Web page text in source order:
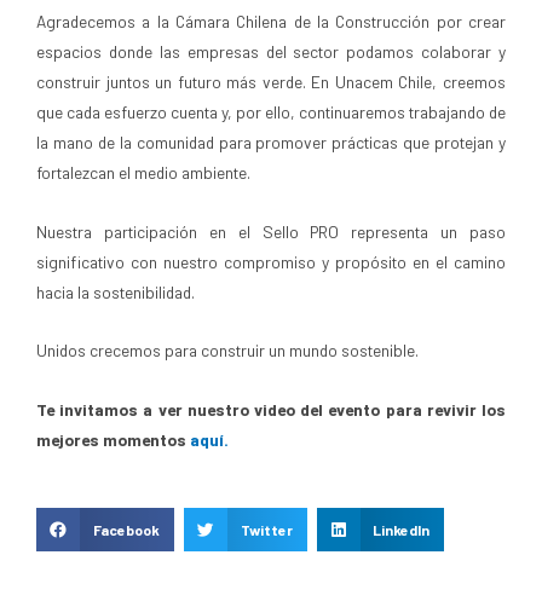
Agradecemos a la Cámara Chilena de la Construcción por crear
espacios donde las empresas del sector podamos colaborar y
construir juntos un futuro más verde. En Unacem Chile, creemos
que cada esfuerzo cuenta y, por ello, continuaremos trabajando de
la mano de la comunidad para promover prácticas que protejan y
fortalezcan el medio ambiente.
Nuestra participación en el Sello PRO representa un paso
significativo con nuestro compromiso y propósito en el camino
hacia la sostenibilidad.
Unidos crecemos para construir un mundo sostenible.
Te invitamos a ver nuestro video del evento para revivir los
mejores momentos aquí.
Facebook Twitter LinkedIn